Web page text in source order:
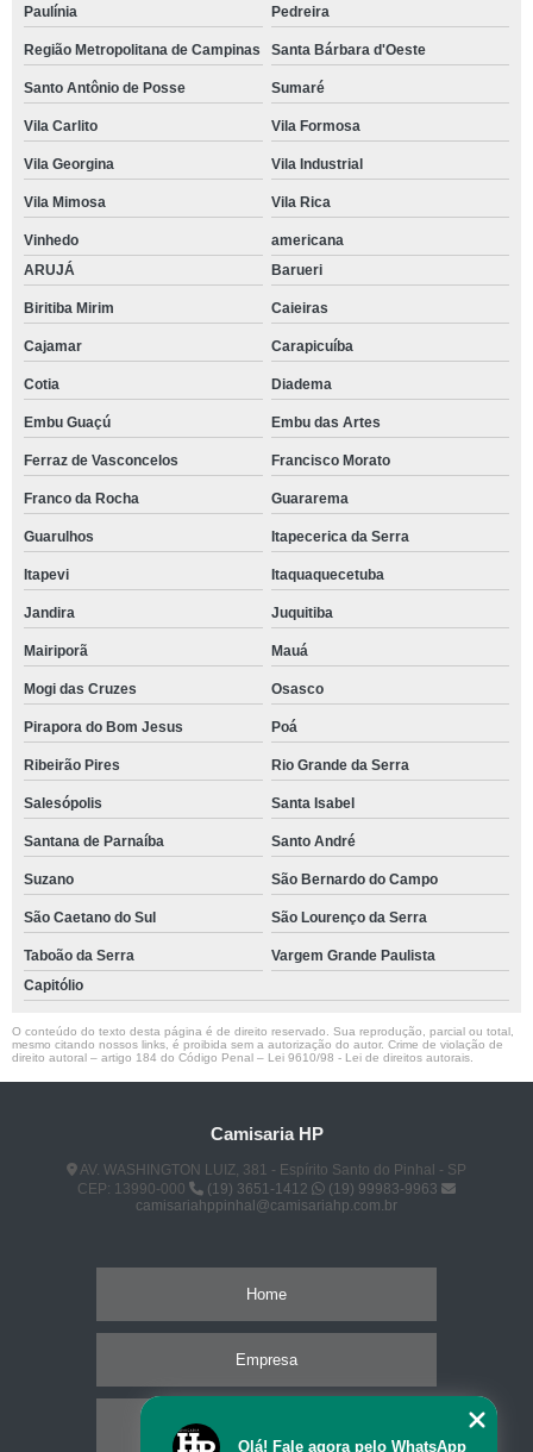
Paulínia Pedreira
Região Metropolitana de Campinas Santa Bárbara d'Oeste
Santo Antônio de Posse Sumaré
Vila Carlito Vila Formosa
Vila Georgina Vila Industrial
Vila Mimosa Vila Rica
Vinhedo
americana
ARUJÁ
Barueri
Biritiba Mirim Caieiras
Cajamar Carapicuíba
Cotia Diadema
Embu Guaçú Embu das Artes
Ferraz de Vasconcelos Francisco Morato
Franco da Rocha Guararema
Guarulhos Itapecerica da Serra
Itapevi Itaquaquecetuba
Jandira Juquitiba
Mairiporã Mauá
Mogi das Cruzes Osasco
Pirapora do Bom Jesus Poá
Ribeirão Pires Rio Grande da Serra
Salesópolis Santa Isabel
Santana de Parnaíba Santo André
Suzano São Bernardo do Campo
São Caetano do Sul São Lourenço da Serra
Taboão da Serra
Vargem Grande Paulista
Capitólio
O conteúdo do texto desta página é de direito reservado. Sua reprodução, parcial ou total,
mesmo citando nossos links, é proibida sem a autorização do autor. Crime de violação de
direito autoral – artigo 184 do Código Penal – Lei 9610/98 - Lei de direitos autorais
Camisaria HP
AV. WASHINGTON LUIZ, 381 - Espírito Santo do Pinhal - SP
CEP: 13990-000
(19) 3651-1412
(19) 99983-9963
camisariahppinhal@camisariahp.com.br
Home
Empresa
Olá! Fale agora pelo WhatsApp